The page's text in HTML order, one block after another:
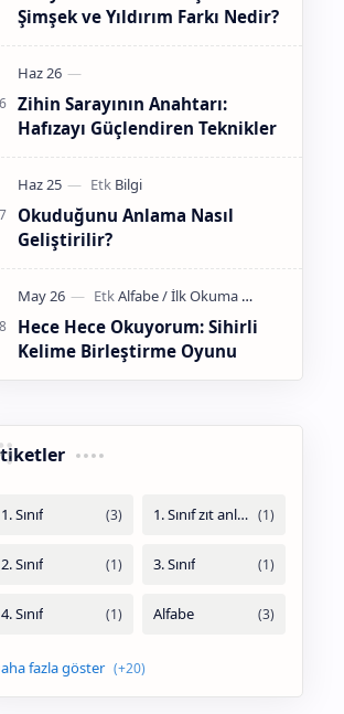
Şimşek ve Yıldırım Farkı Nedir?
Zihin Sarayının Anahtarı:
Hafızayı Güçlendiren Teknikler
Okuduğunu Anlama Nasıl
Geliştirilir?
Hece Hece Okuyorum: Sihirli
Kelime Birleştirme Oyunu